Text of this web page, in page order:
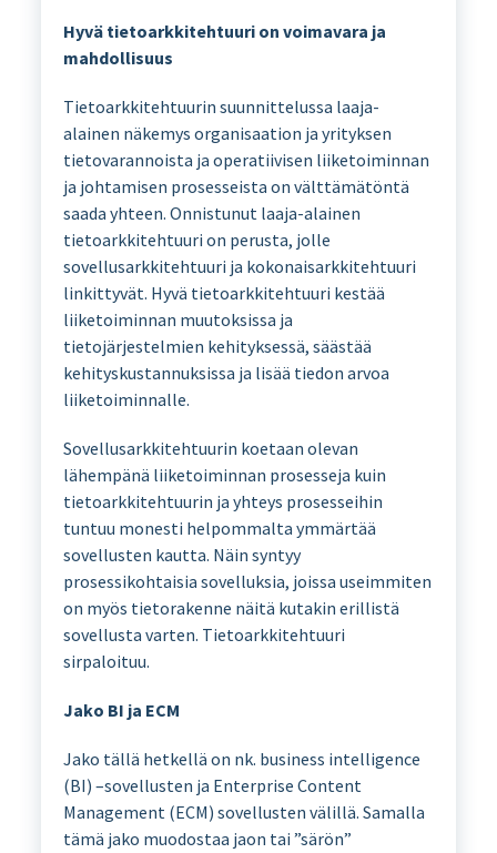
Hyvä tietoarkkitehtuuri on voimavara ja
mahdollisuus
Tietoarkkitehtuurin suunnittelussa laaja-
alainen näkemys organisaation ja yrityksen
tietovarannoista ja operatiivisen liiketoiminnan
ja johtamisen prosesseista on välttämätöntä
saada yhteen. Onnistunut laaja-alainen
tietoarkkitehtuuri on perusta, jolle
sovellusarkkitehtuuri ja kokonaisarkkitehtuuri
linkittyvät. Hyvä tietoarkkitehtuuri kestää
liiketoiminnan muutoksissa ja
tietojärjestelmien kehityksessä, säästää
kehityskustannuksissa ja lisää tiedon arvoa
liiketoiminnalle.
Sovellusarkkitehtuurin koetaan olevan
lähempänä liiketoiminnan prosesseja kuin
tietoarkkitehtuurin ja yhteys prosesseihin
tuntuu monesti helpommalta ymmärtää
sovellusten kautta. Näin syntyy
prosessikohtaisia sovelluksia, joissa useimmiten
on myös tietorakenne näitä kutakin erillistä
sovellusta varten. Tietoarkkitehtuuri
sirpaloituu.
Jako BI ja ECM
Jako tällä hetkellä on nk. business intelligence
(BI) –sovellusten ja Enterprise Content
Management (ECM) sovellusten välillä. Samalla
tämä jako muodostaa jaon tai ”särön”